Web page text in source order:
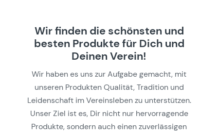
Wir finden die schönsten und
besten Produkte für Dich und
Deinen Verein!
Wir haben es uns zur Aufgabe gemacht, mit
unseren Produkten Qualität, Tradition und
Leidenschaft im Vereinsleben zu unterstützen.
Unser Ziel ist es, Dir nicht nur hervorragende
Produkte, sondern auch einen zuverlässigen